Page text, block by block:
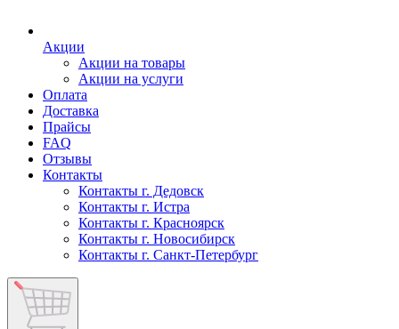
Акции
Акции на товары
Акции на услуги
Оплата
Доставка
Прайсы
FAQ
Отзывы
Контакты
Контакты г. Дедовск
Контакты г. Истра
Контакты г. Красноярск
Контакты г. Новосибирск
Контакты г. Санкт-Петербург